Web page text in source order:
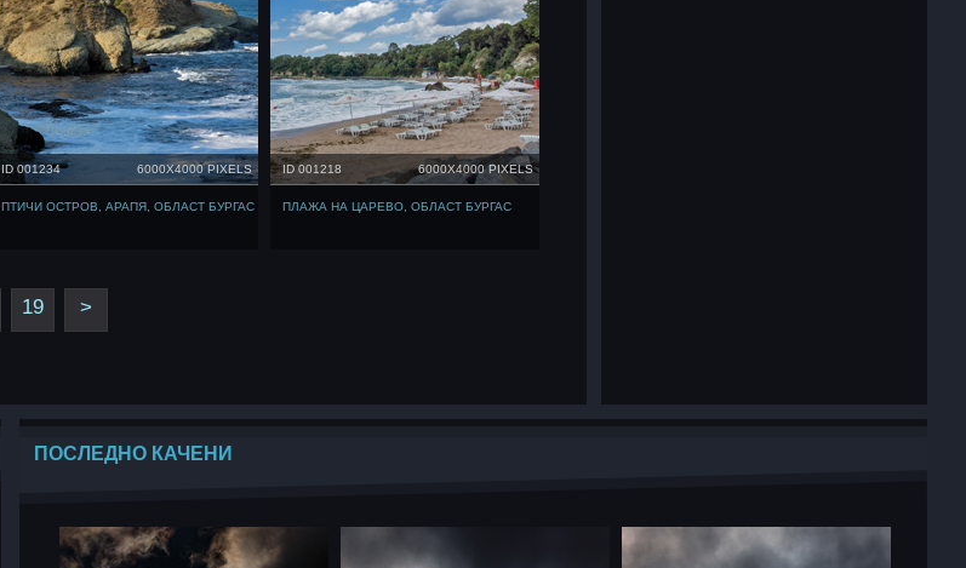
ID 001234 6000X4000 PIXELS
ПТИЧИ ОСТРОВ, АРАПЯ, ОБЛАСТ БУРГАС
ID 001218 6000X4000 PIXELS
ПЛАЖА НА ЦАРЕВО, ОБЛАСТ БУРГАС
19 >
ПОСЛЕДНО КАЧЕНИ